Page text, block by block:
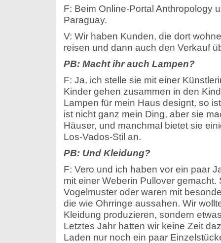
F: Beim Online-Portal Anthropology
Paraguay.
V: Wir haben Kunden, die dort
reisen und dann auch den Verkauf
PB: Macht ihr auch Lampen?
F: Ja, ich stelle sie mit einer
Kinder gehen zusammen in den
Lampen für mein Haus designt, so
ist nicht ganz mein Ding, aber sie
Häuser, und manchmal bietet sie
Los-Vados-Stil an.
PB: Und Kleidung?
F: Vero und ich haben vor ein paar
mit einer Weberin Pullover gemacht.
Vogelmuster oder waren mit
die wie Ohrringe aussahen. Wir
Kleidung produzieren, sondern
Letztes Jahr hatten wir keine Zeit
Laden nur noch ein paar